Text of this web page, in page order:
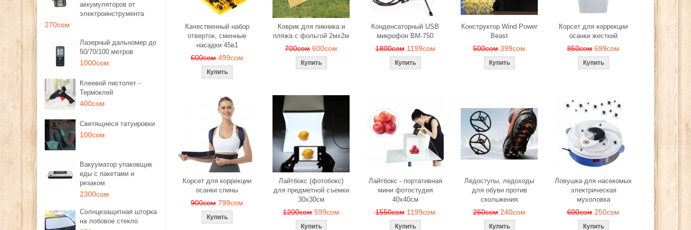
аккумуляторов от
электроинструмента
270сом
Лазерный дальномер до
50/70/100 метров
1000сом
Клеевой пистолет -
Термоклей
400сом
Светящиеся татуировки
100сом
Вакууматор упаковщик
еды с пакетами и
резаком
2300сом
Солнцезащитная шторка
на лобовое стекло
Качественный набор
отверток, сменные
насадки 45в1
600сом 499сом
Коврик для пикника и
пляжа с фольгой 2мх2м
700сом 600сом
Конденсаторный USB
микрофон BM-750
1800сом 1199сом
Конструктор Wind Power
Beast
500сом 399сом
Корсет для коррекции
осанки жесткий
850сом 699сом
Корсет для коррекции
осанки спины
900сом 799сом
Лайтбокс (фотобокс)
для предметной съемки
30x30см
1200сом 599сом
Лайтбокс - портативная
мини фотостудия
40x40см
1550сом 1199сом
Ледоступы, ледоходы
для обуви против
скольжения
260сом 240сом
Ловушка для насекомых
электрическая
мухоловка
600сом 250сом